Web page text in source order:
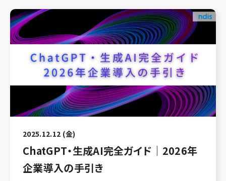
2025.12.12 (金)
ChatGPT・生成AI完全ガイド｜2026年
企業導入の手引き